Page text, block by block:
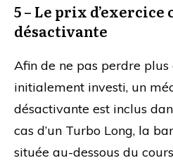
5 – Le prix
désactivante
Afin de ne pas perdre
initialement investi, un
désactivante est inclus
cas d’un Turbo Long, la
située au-dessous du